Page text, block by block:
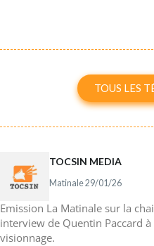
TOUS LES
TOCSIN MEDIA
Matinale 29/01/26
Emission La Matinale sur la
interview de Quentin Paccard
visionnage.